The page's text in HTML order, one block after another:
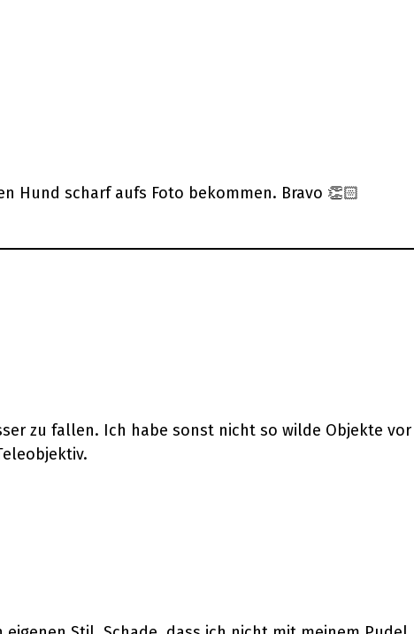
Hund scharf aufs Foto bekommen. Bravo 👏🏻
zu fallen. Ich habe sonst nicht so wilde Objekte vor